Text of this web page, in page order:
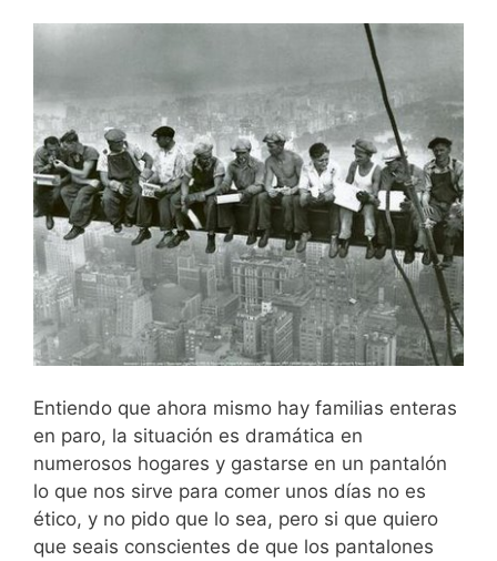
Entiendo que ahora mismo hay familias enteras
en paro, la situación es dramática en
numerosos hogares y gastarse en un pantalón
lo que nos sirve para comer unos días no es
ético, y no pido que lo sea, pero si que quiero
que seais conscientes de que los pantalones